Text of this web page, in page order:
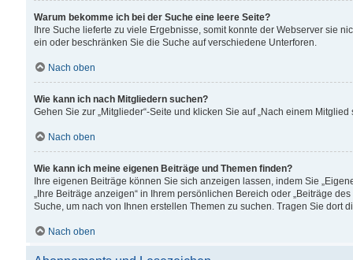
Warum bekomme ich bei der Suche eine leere Seite?
Ihre Suche lieferte zu viele Ergebnisse, somit konnte der Webserver sie
ein oder beschränken Sie die Suche auf verschiedene Unterforen.
Nach oben
Wie kann ich nach Mitgliedern suchen?
Gehen Sie zur „Mitglieder“-Seite und klicken Sie auf „Nach einem Mitglied
Nach oben
Wie kann ich meine eigenen Beiträge und Themen finden?
Ihre eigenen Beiträge können Sie sich anzeigen lassen, indem Sie
„Ihre Beiträge anzeigen“ in Ihrem persönlichen Bereich oder „Beiträge
Suche, um nach von Ihnen erstellen Themen zu suchen. Tragen Sie dort
Nach oben